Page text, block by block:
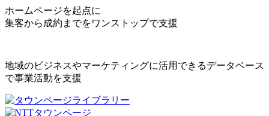
ホームページを起点に
集客から成約までをワンストップで支援
地域のビジネスやマーケティングに活用できるデータベース
で事業活動を支援